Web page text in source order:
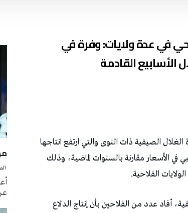
في عدة ولايات: وفرة في
الأسابيع القادمة
الصيفية ذات النوى والتي ارتفع انتاجها
في الأسعار مقارنة بالسنوات الماضية، وذلك
الفلاحية.
أفاد عدد من الفلاحين بأن إنتاج الدلاع